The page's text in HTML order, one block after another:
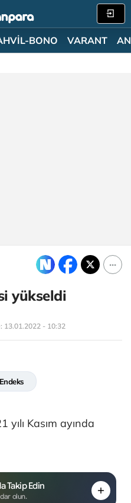
BONO VARANT
yükseldi
13.01.2022 - 10:32
Kasım ayında
Takip Edin
olun.